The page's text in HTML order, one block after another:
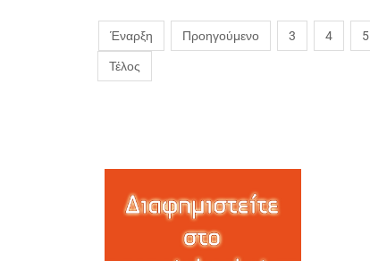
Έναρξη Προηγούμενο 3 4 5
Τέλος